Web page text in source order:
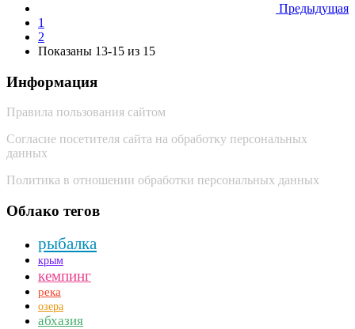
Предыдущая
1
2
Показаны 13-15 из 15
Информация
Правила пользования сайтом
Согласие посетителя сайта на обработку персональных
данных
Политика в отношении обработки персональных данных
Облако тегов
рыбалка
крым
кемпинг
река
озера
абхазия